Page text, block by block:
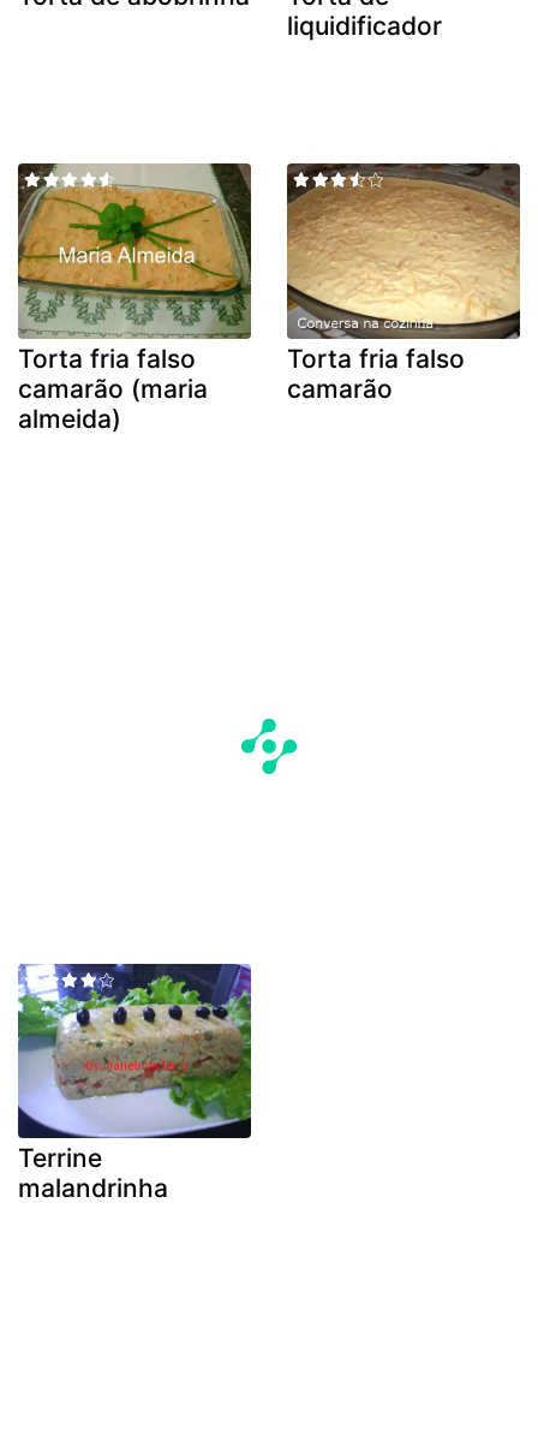
liquidificador
Torta fria falso
camarão (maria
almeida)
Torta fria falso
camarão
Terrine
malandrinha